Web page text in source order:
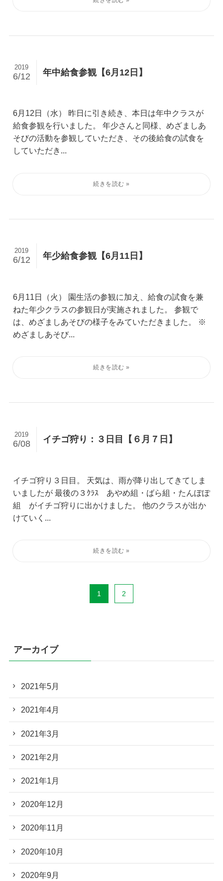
年中給食参観【6月12日】
2019
6/12
6月12日（水） 昨日に引き続き、本日は年中クラスが
給食参観を行いました。 年少さんと同様、めざましあ
そびの活動を参観していただき、その後給食の試食を
していただき...
年少給食参観【6月11日】
2019
6/12
6月11日（火） 園生活の参観に加え、給食の試食を兼
ねた年少クラスの参観日が実施されました。 参観で
は、めざましあそびの様子をみていただきました。 ※
めざましあそび...
イチゴ狩り：３日目【６月７日】
2019
6/08
イチゴ狩り３日目。 天気は、雨が降り出してきてしま
いましたが 最後の３ｸﾗｽ あやめ組・ばら組・たんぽぽ
組 がイチゴ狩りに出かけました。 他のクラスが出か
けていく...
1 2
アーカイブ
2021年5月
2021年4月
2021年3月
2021年2月
2021年1月
2020年12月
2020年11月
2020年10月
2020年9月